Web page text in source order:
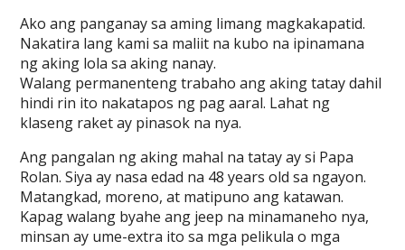
Ako ang panganay sa aming limang magkakapatid.
Nakatira lang kami sa maliit na kubo na ipinamana
ng aking lola sa aking nanay.
Walang permanenteng trabaho ang aking tatay dahil
hindi rin ito nakatapos ng pag aaral. Lahat ng
klaseng raket ay pinasok na nya.
Ang pangalan ng aking mahal na tatay ay si Papa
Rolan. Siya ay nasa edad na 48 years old sa ngayon.
Matangkad, moreno, at matipuno ang katawan.
Kapag walang byahe ang jeep na minamaneho nya,
minsan ay ume-extra ito sa mga pelikula o mga